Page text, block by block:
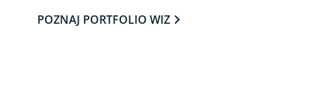
POZNAJ PORTFOLIO WIZ